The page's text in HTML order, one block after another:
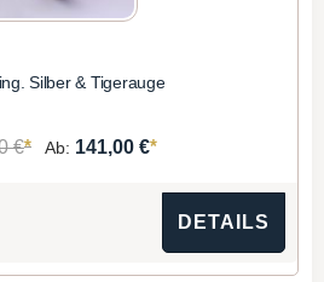
Silber & Tigerauge
€* Ab: 141,00 €*
DETAILS